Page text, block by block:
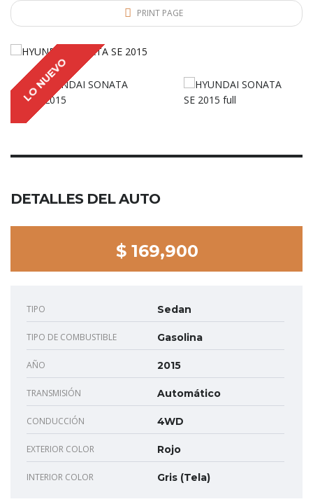
PRINT PAGE
LO NUEVO
DETALLES DEL AUTO
$ 169,900
TIPO Sedan
TIPO DE COMBUSTIBLE Gasolina
AÑO 2015
TRANSMISIÓN Automático
CONDUCCIÓN 4WD
EXTERIOR COLOR Rojo
INTERIOR COLOR Gris (Tela)